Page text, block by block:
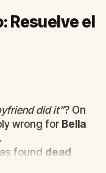
Resuelve el
did it”? On
wrong for Bella
.
found dead